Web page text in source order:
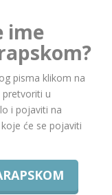
ime
pisma klikom na
pretvoriti u
i pojaviti na
će se pojaviti